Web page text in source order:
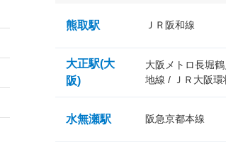
熊取駅 ＪＲ阪和線
大正駅(大
阪)
大阪メトロ長堀
地線 / ＪＲ大阪環
水無瀬駅 阪急京都本線